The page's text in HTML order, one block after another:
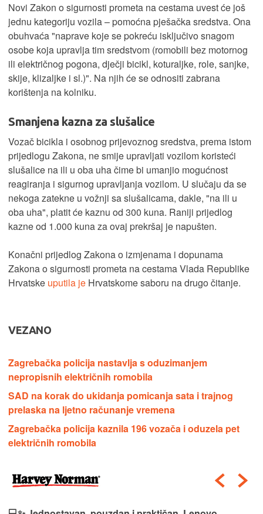
Novi Zakon o sigurnosti prometa na cestama uvest će još
jednu kategoriju vozila – pomoćna pješačka sredstva. Ona
obuhvaća "naprave koje se pokreću isključivo snagom
osobe koja upravlja tim sredstvom (romobili bez motornog
ili električnog pogona, dječji bicikl, koturaljke, role, sanjke,
skije, klizaljke i sl.)". Na njih će se odnositi zabrana
korištenja na kolniku.
Smanjena kazna za slušalice
Vozač bicikla i osobnog prijevoznog sredstva, prema istom
prijedlogu Zakona, ne smije upravljati vozilom koristeći
slušalice na ili u oba uha čime bi umanjio mogućnost
reagiranja i sigurnog upravljanja vozilom. U slučaju da se
nekoga zatekne u vožnji sa slušalicama, dakle, "na ili u
oba uha", platit će kaznu od 300 kuna. Raniji prijedlog
kazne od 1.000 kuna za ovaj prekršaj je napušten.
Konačni prijedlog Zakona o izmjenama i dopunama
Zakona o sigurnosti prometa na cestama Vlada Republike
Hrvatske uputila je Hrvatskome saboru na drugo čitanje.
VEZANO
Zagrebačka policija nastavlja s oduzimanjem
nepropisnih električnih romobila
SAD na korak do ukidanja pomicanja sata i trajnog
prelaska na ljetno računanje vremena
Zagrebačka policija kaznila 196 vozača i oduzela pet
električnih romobila